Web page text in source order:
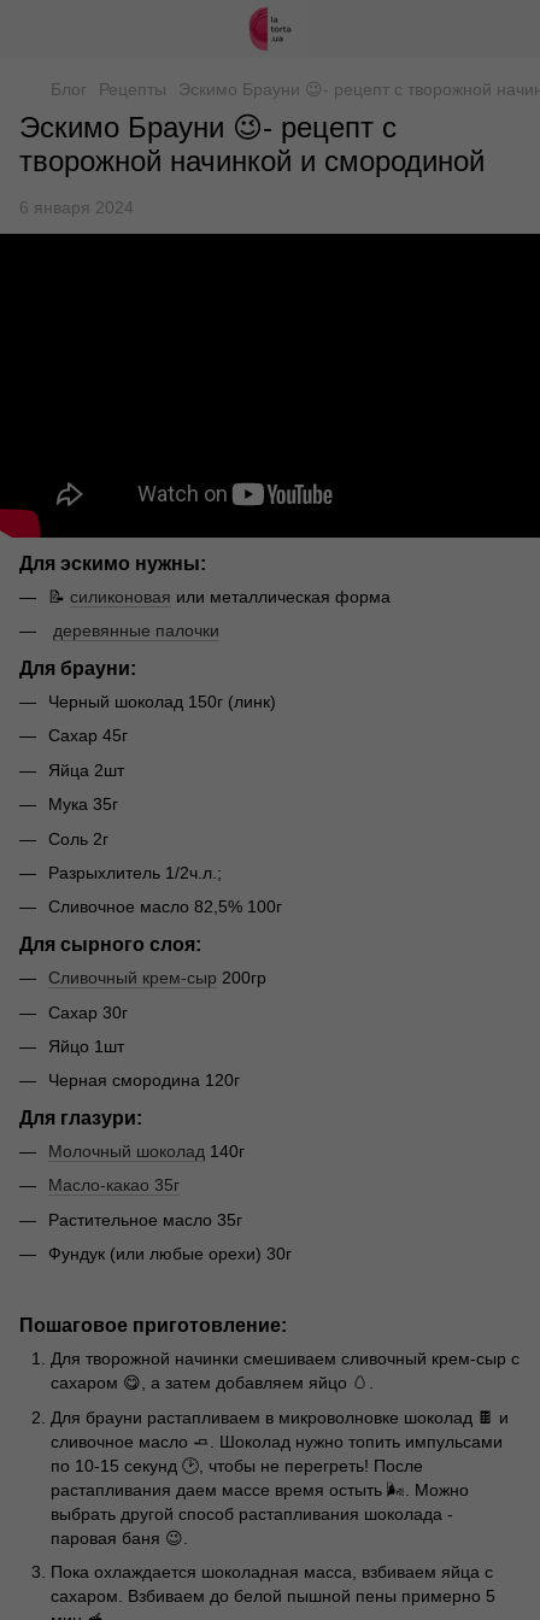
Блог Рецепты Эскимо Брауни 😉- рецепт с творожной
Эскимо Брауни 😉- рецепт с
творожной начинкой и смородиной
6 января 2024
Для эскимо нужны:
📝 силиконовая или металлическая форма
деревянные палочки
Для брауни:
Черный шоколад 150г (линк)
Сахар 45г
Яйца 2шт
Мука 35г
Соль 2г
Разрыхлитель 1/2ч.л.;
Сливочное масло 82,5% 100г
Для сырного слоя:
Сливочный крем-сыр 200гр
Сахар 30г
Яйцо 1шт
Черная смородина 120г
Для глазури:
Молочный шоколад 140г
Масло-какао 35г
Растительное масло 35г
Фундук (или любые орехи) 30г
Пошаговое приготовление:
Для творожной начинки смешиваем сливочный крем-сыр с
сахаром 😋, а затем добавляем яйцо 🥚.
Для брауни растапливаем в микроволновке шоколад 🍫 и
сливочное масло 🧈. Шоколад нужно топить импульсами
по 10-15 секунд 🕑, чтобы не перегреть! После
растапливания даем массе время остыть 🌬. Можно
выбрать другой способ растапливания шоколада -
паровая баня 😉.
Пока охлаждается шоколадная масса, взбиваем яйца с
сахаром. Взбиваем до белой пышной пены примерно 5